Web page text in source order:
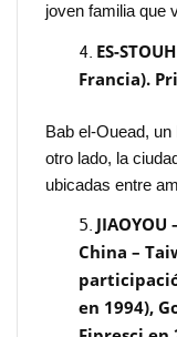
joven familia que
ES-
Francia).
Bab el-Ouead,
otro lado, la
ubicadas entre
JIAOYOU
China –
en 1994),